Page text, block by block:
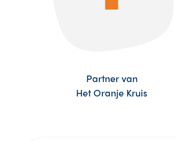
Partner van
Het Oranje Kruis